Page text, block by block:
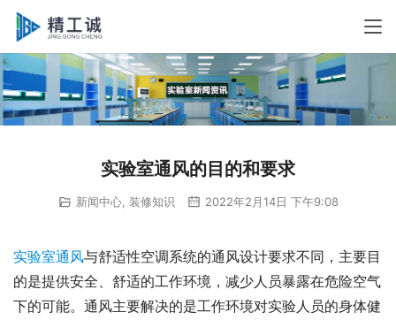
实验室通风的目的和要求
新闻中心, 装修知识 2022年2月14日 下午9:08
实验室通风与舒适性空调系统的通风设计要求不同，主要目
的是提供安全、舒适的工作环境，减少人员暴露在危险空气
下的可能。通风主要解决的是工作环境对实验人员的身体健